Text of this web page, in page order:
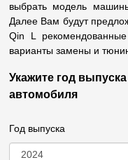
выбрать модель
Далее Вам будут
Qin L
варианты замены и
Укажите год
автомобиля
Год выпуска